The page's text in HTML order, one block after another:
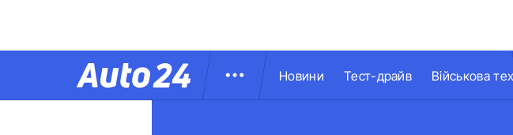
Новини Тест-драйв Військова